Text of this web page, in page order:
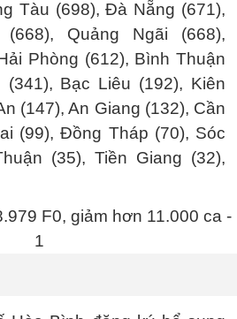
Tàu (698), Đà Nẵng (671),
Quảng Ngãi (668),
Phòng (612), Bình Thuận
(341), Bạc Liêu (192), Kiên
(147), An Giang (132), Cần
(99), Đồng Tháp (70), Sóc
(35), Tiền Giang (32),